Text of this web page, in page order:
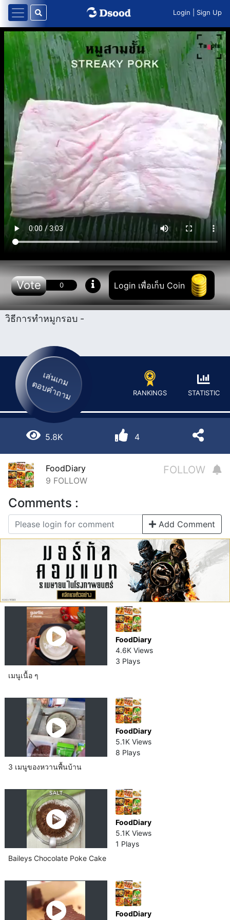
Login Sign Up
Vote 0 Login เพื่อเก็บ Coin
วิธีการทำหมู​กรอบ -
เล่นเกม
ตอบคำถาม RANKINGS STATISTIC
5.8K 4
FoodDiary
9 FOLLOW
FOLLOW
Comments :
Add Comment
FoodDiary
4.6K Views
3 Plays
เมนูเนื้อ ๆ
FoodDiary
5.1K Views
8 Plays
3 เมนูของหวานพื้นบ้าน
FoodDiary
5.1K Views
1 Plays
Baileys Chocolate Poke Cake
FoodDiary